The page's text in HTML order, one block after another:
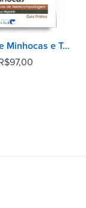
Criação de Minhocas e Técnicas de Vermicompostagem - 2° Edição
97,00